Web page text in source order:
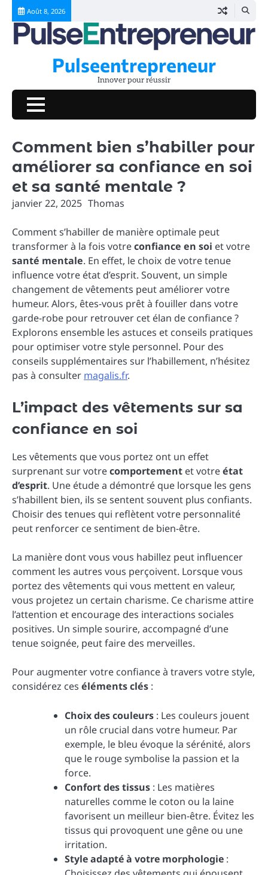
Skip
content
Août 8, 2026
Pulseentrepreneur
Innover pour réussir
Comment bien s’habiller pour
améliorer sa confiance en soi
et sa santé mentale ?
janvier 22, 2025 Thomas
Comment s’habiller de manière optimale peut
transformer à la fois votreconfiance en soi et votre
santé mentale. En effet, le choix de votre tenue
influence votre état d’esprit. Souvent, un simple
changement de vêtements peut améliorer votre
humeur. Alors, êtes-vous prêt à fouiller dans votre
garde-robe pour retrouver cet élan de confiance ?
Explorons ensemble les astuces et conseils pratiques
pour optimiser votre style personnel. Pour des
conseils supplémentaires sur l’habillement, n’hésitez
pas à consulter magalis.fr.
L’impact des vêtements sur sa
confiance en soi
Les vêtements que vous portez ont un effet
surprenant sur votrecomportement et votreétat
d’esprit. Une étude a démontré que lorsque les gens
s’habillent bien, ils se sentent souvent plus confiants.
Choisir des tenues qui reflètent votre personnalité
peut renforcer ce sentiment de bien-être.
La manière dont vous vous habillez peut influencer
comment les autres vous perçoivent. Lorsque vous
portez des vêtements qui vous mettent en valeur,
vous projetez un certain charisme. Ce charisme attire
l’attention et encourage des interactions sociales
positives. Un simple sourire, accompagné d’une
tenue soignée, peut faire des merveilles.
Pour augmenter votre confiance à travers votre style,
considérez ces éléments clés :
Choix des couleurs : Les couleurs jouent
un rôle crucial dans votre humeur. Par
exemple, le bleu évoque la sérénité, alors
que le rouge symbolise la passion et la
force.
Confort des tissus : Les matières
naturelles comme le coton ou la laine
favorisent un meilleur bien-être. Évitez les
tissus qui provoquent une gêne ou une
irritation.
Style adapté à votre morphologie :